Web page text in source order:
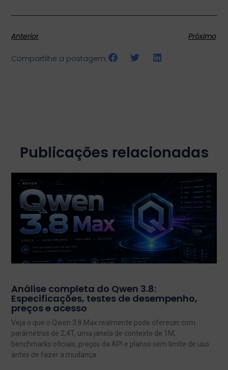
Anterior Próximo
Compartilhe a postagem:
Publicações relacionadas
Análise completa do Qwen 3.8:
Especificações, testes de desempenho,
preços e acesso
Veja o que o Qwen 3.8 Max realmente pode oferecer com
parâmetros de 2,4T, uma janela de contexto de 1M,
benchmarks oficiais, preços da API e planos sem limite de uso
antes de fazer a mudança.